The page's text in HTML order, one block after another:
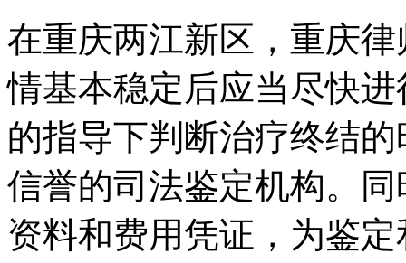
在重庆两江新区，重庆
情基本稳定后应当尽快
的指导下判断治疗终结
信誉的司法鉴定机构。
资料和费用凭证，为鉴